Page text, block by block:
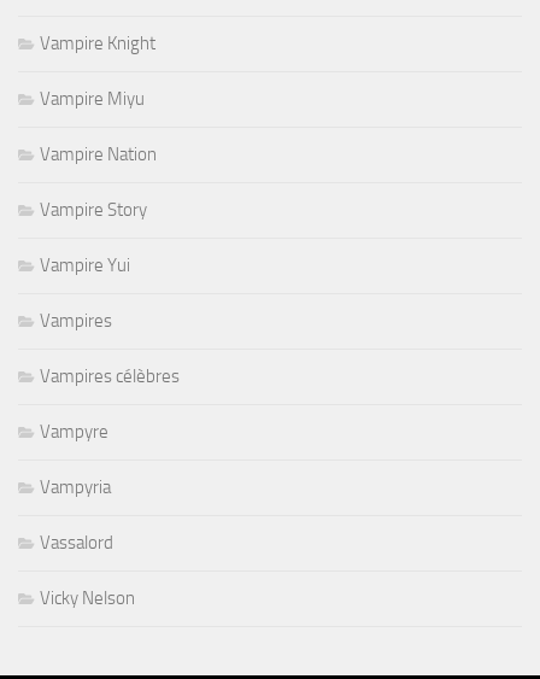
Vampire Knight
Vampire Miyu
Vampire Nation
Vampire Story
Vampire Yui
Vampires
Vampires célèbres
Vampyre
Vampyria
Vassalord
Vicky Nelson